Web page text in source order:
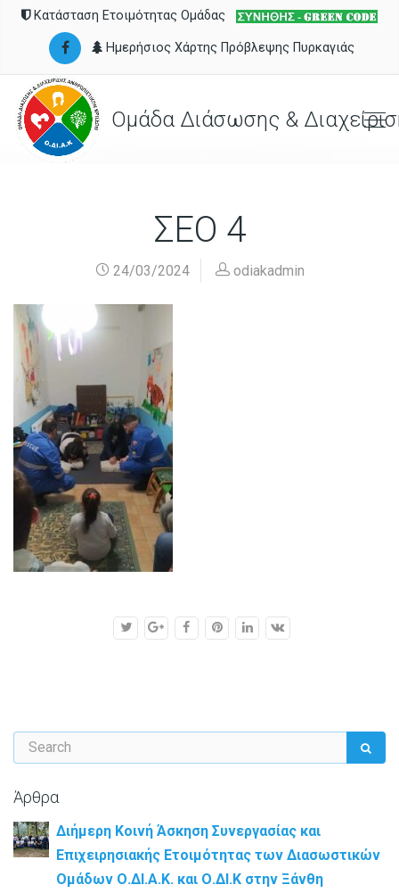
Κατάσταση Ετοιμότητας Ομάδας
Ημερήσιος Χάρτης Πρόβλεψης Πυρκαγιάς
Ομάδα Διάσωσης &
ΣΕΟ 4
24/03/2024 odiakadmin
Άρθρα
Διήμερη Κοινή Άσκηση Συνεργασίας και
Επιχειρησιακής Ετοιμότητας των Διασωστικών
Ομάδων Ο.ΔΙ.Α.Κ. και Ο.ΔΙ.Κ στην Ξάνθη